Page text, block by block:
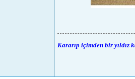
Kararıp içimden bir yıldız